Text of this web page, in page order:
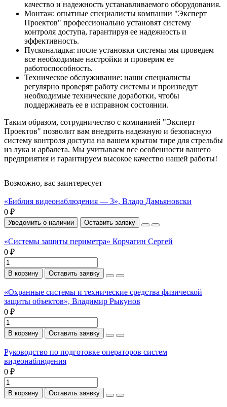
качество и надежность устанавливаемого оборудования.
Монтаж: опытные специалисты компании "Эксперт
Проектов" профессионально установят систему
контроля доступа, гарантируя ее надежность и
эффективность.
Пусконаладка: после установки системы мы проведем
все необходимые настройки и проверим ее
работоспособность.
Техническое обслуживание: наши специалисты
регулярно проверят работу системы и произведут
необходимые технические доработки, чтобы
поддерживать ее в исправном состоянии.
Таким образом, сотрудничество с компанией "Эксперт
Проектов" позволит вам внедрить надежную и безопасную
систему контроля доступа на вашем крытом тире для стрельбы
из лука и арбалета. Мы учитываем все особенности вашего
предприятия и гарантируем высокое качество нашей работы!
Возможно, вас заинтересует
«Библия видеонаблюдения — 3», Владо Дамьяновски
0 ₽
Уведомить о наличии Оставить заявку
«Системы защиты периметра» Корчагин Сергей
0 ₽
В корзину Оставить заявку
«Охранные системы и технические средства физической
защиты объектов», Владимир Рыкунов
0 ₽
В корзину Оставить заявку
Руководство по подготовке операторов систем
видеонаблюдения
0 ₽
В корзину Оставить заявку